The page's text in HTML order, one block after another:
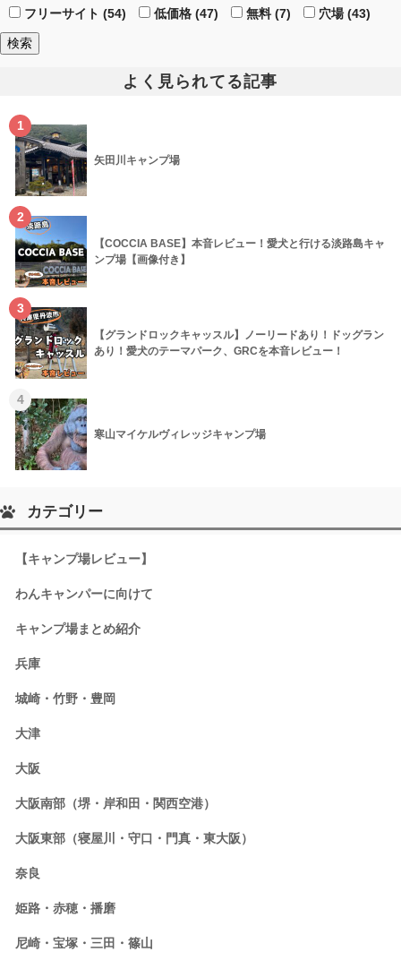
フリーサイト (54)
低価格 (47) 無料 (7) 穴場 (43)
よく見られてる記事
1
矢田川キャンプ場
2
【COCCIA BASE】本音レビュー！愛犬と行ける淡路島キャ
ンプ場【画像付き】
3
【グランドロックキャッスル】ノーリードあり！ドッグラン
あり！愛犬のテーマパーク、GRCを本音レビュー！
4
寒山マイケルヴィレッジキャンプ場
カテゴリー
【キャンプ場レビュー】
わんキャンパーに向けて
キャンプ場まとめ紹介
兵庫
城崎・竹野・豊岡
大津
大阪
大阪南部（堺・岸和田・関西空港）
大阪東部（寝屋川・守口・門真・東大阪）
奈良
姫路・赤穂・播磨
尼崎・宝塚・三田・篠山